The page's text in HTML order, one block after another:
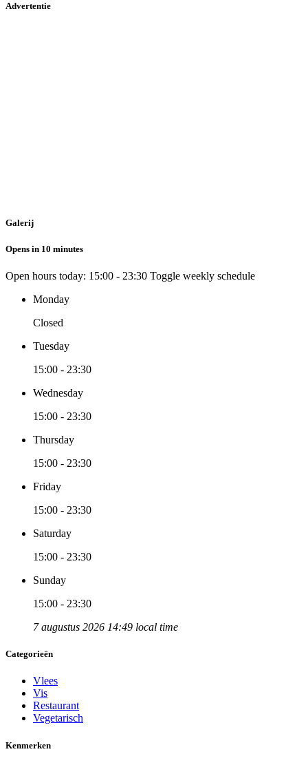
Advertentie
Galerij
Opens in 10 minutes
Open hours today: 15:00 - 23:30 Toggle weekly schedule
Monday
Closed
Tuesday
15:00 - 23:30
Wednesday
15:00 - 23:30
Thursday
15:00 - 23:30
Friday
15:00 - 23:30
Saturday
15:00 - 23:30
Sunday
15:00 - 23:30
7 augustus 2026 14:49 local time
Categorieën
Vlees
Vis
Restaurant
Vegetarisch
Kenmerken